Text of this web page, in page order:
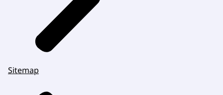
Sitemap